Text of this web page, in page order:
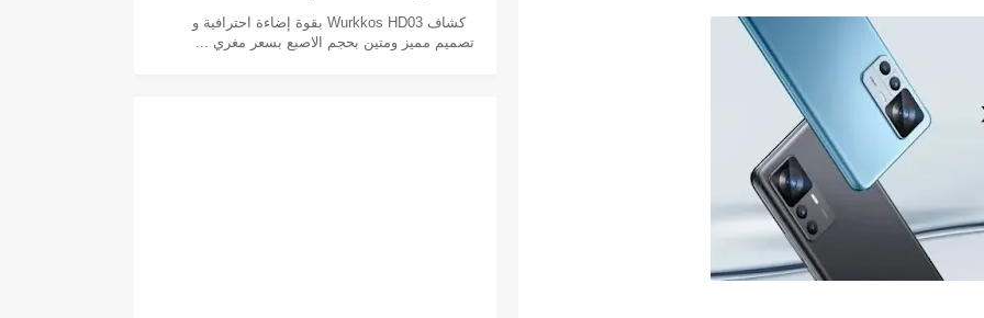
كشاف Wurkkos HD03 بقوة إضاءة احترافية و
تصميم مميز ومتين بحجم الاصبع بسعر مغري ...